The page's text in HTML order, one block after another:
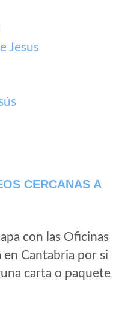
Jesus
CERCANAS A
con las Oficinas
en Cantabria por si
carta o paquete